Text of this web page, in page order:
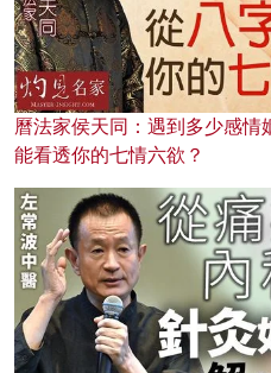
曆法家侯天同：遇到多少感
能看透你的七情六欲？